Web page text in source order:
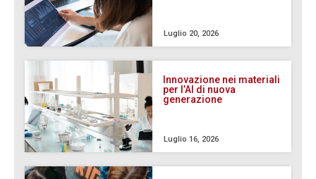
Luglio 20, 2026
Innovazione nei materiali
per l’AI di nuova
generazione
Luglio 16, 2026